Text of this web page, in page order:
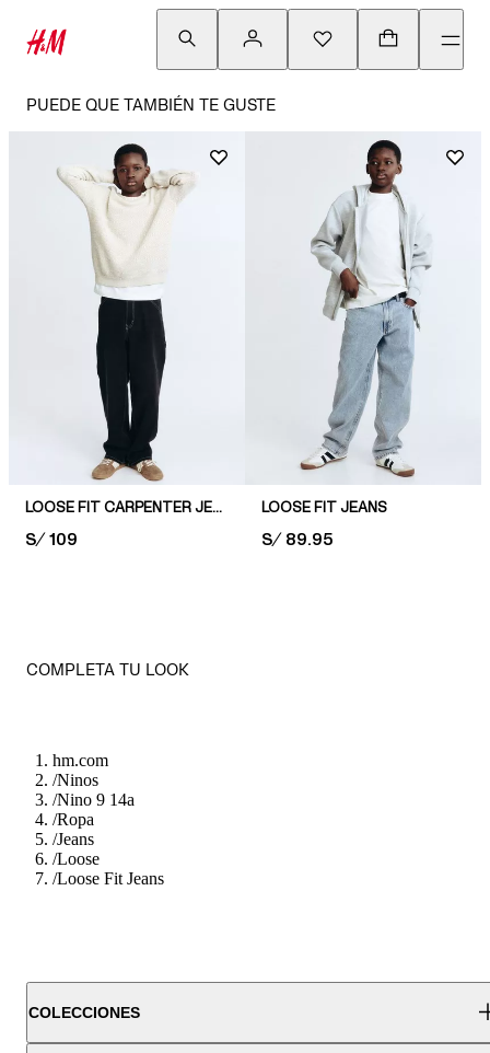
PUEDE QUE TAMBIÉN TE GUSTE
LOOSE FIT CARPENTER JEANS
PRICE:
S/ 109
LOOSE FIT JEANS
PRICE:
S/ 89.95
COMPLETA TU LOOK
hm.com
/Ninos
/Nino 9 14a
/Ropa
/Jeans
/Loose
/Loose Fit Jeans
COLECCIONES